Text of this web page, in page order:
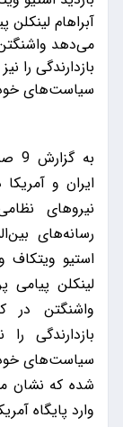
آبراهام لینکلن
می‌دهد
بازدارندگی را
سیاست‌های
به
ایران و
نیرو‌های
رسانه‌های
لینکلن پیامی
واشنگتن در
بازدارندگی
سیاست‌های
وارد پایگاه